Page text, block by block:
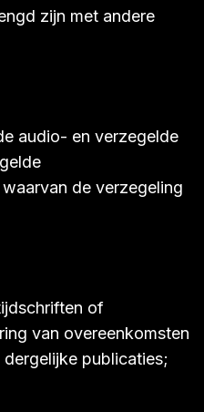
zijn met andere
audio- en verzegelde
de verzegeling
of
van overeenkomsten
publicaties;